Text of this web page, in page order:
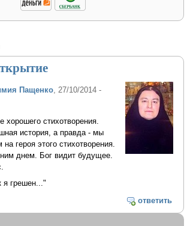
Пащенко, 27/10/2014 -
хорошего стихотворения.
история, а правда - мы
героя этого стихотворения.
днем. Бог видит будущее.
я грешен..."
ответить